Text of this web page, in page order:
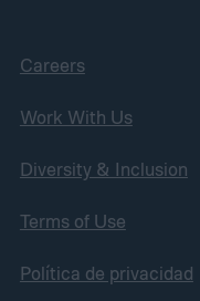
Careers
Work With Us
Diversity & Inclusion
Terms of Use
Política de privacidad